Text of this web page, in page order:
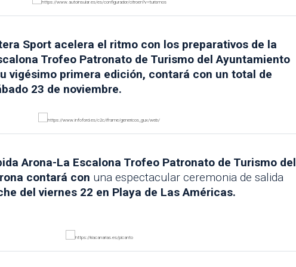
Sport acelera el ritmo con los preparativos de la
Trofeo Patronato de Turismo del Ayuntamiento
vigésimo primera edición, contará con un total de
23 de noviembre.
Arona-La Escalona Trofeo Patronato de Turismo del
contará con una espectacular ceremonia de salida
del viernes 22 en Playa de Las Américas.